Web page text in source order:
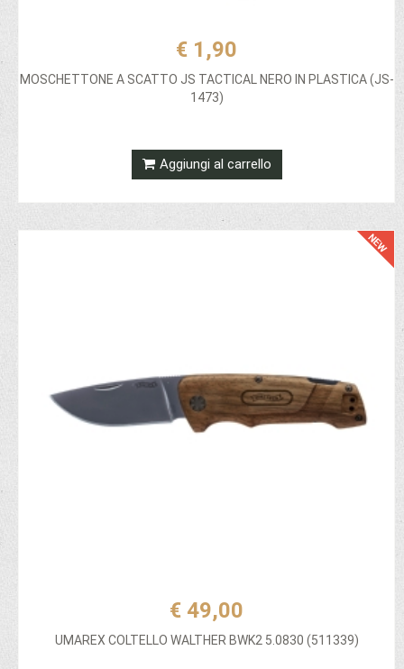
€ 1,90
MOSCHETTONE A SCATTO JS TACTICAL NERO IN PLASTICA (JS-
1473)
Aggiungi al carrello
€ 49,00
UMAREX COLTELLO WALTHER BWK2 5.0830 (511339)